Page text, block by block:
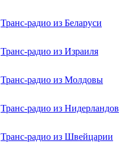
Транс-радио из Беларуси
Транс-радио из Израиля
Транс-радио из Молдовы
Транс-радио из Нидерландов
Транс-радио из Швейцарии